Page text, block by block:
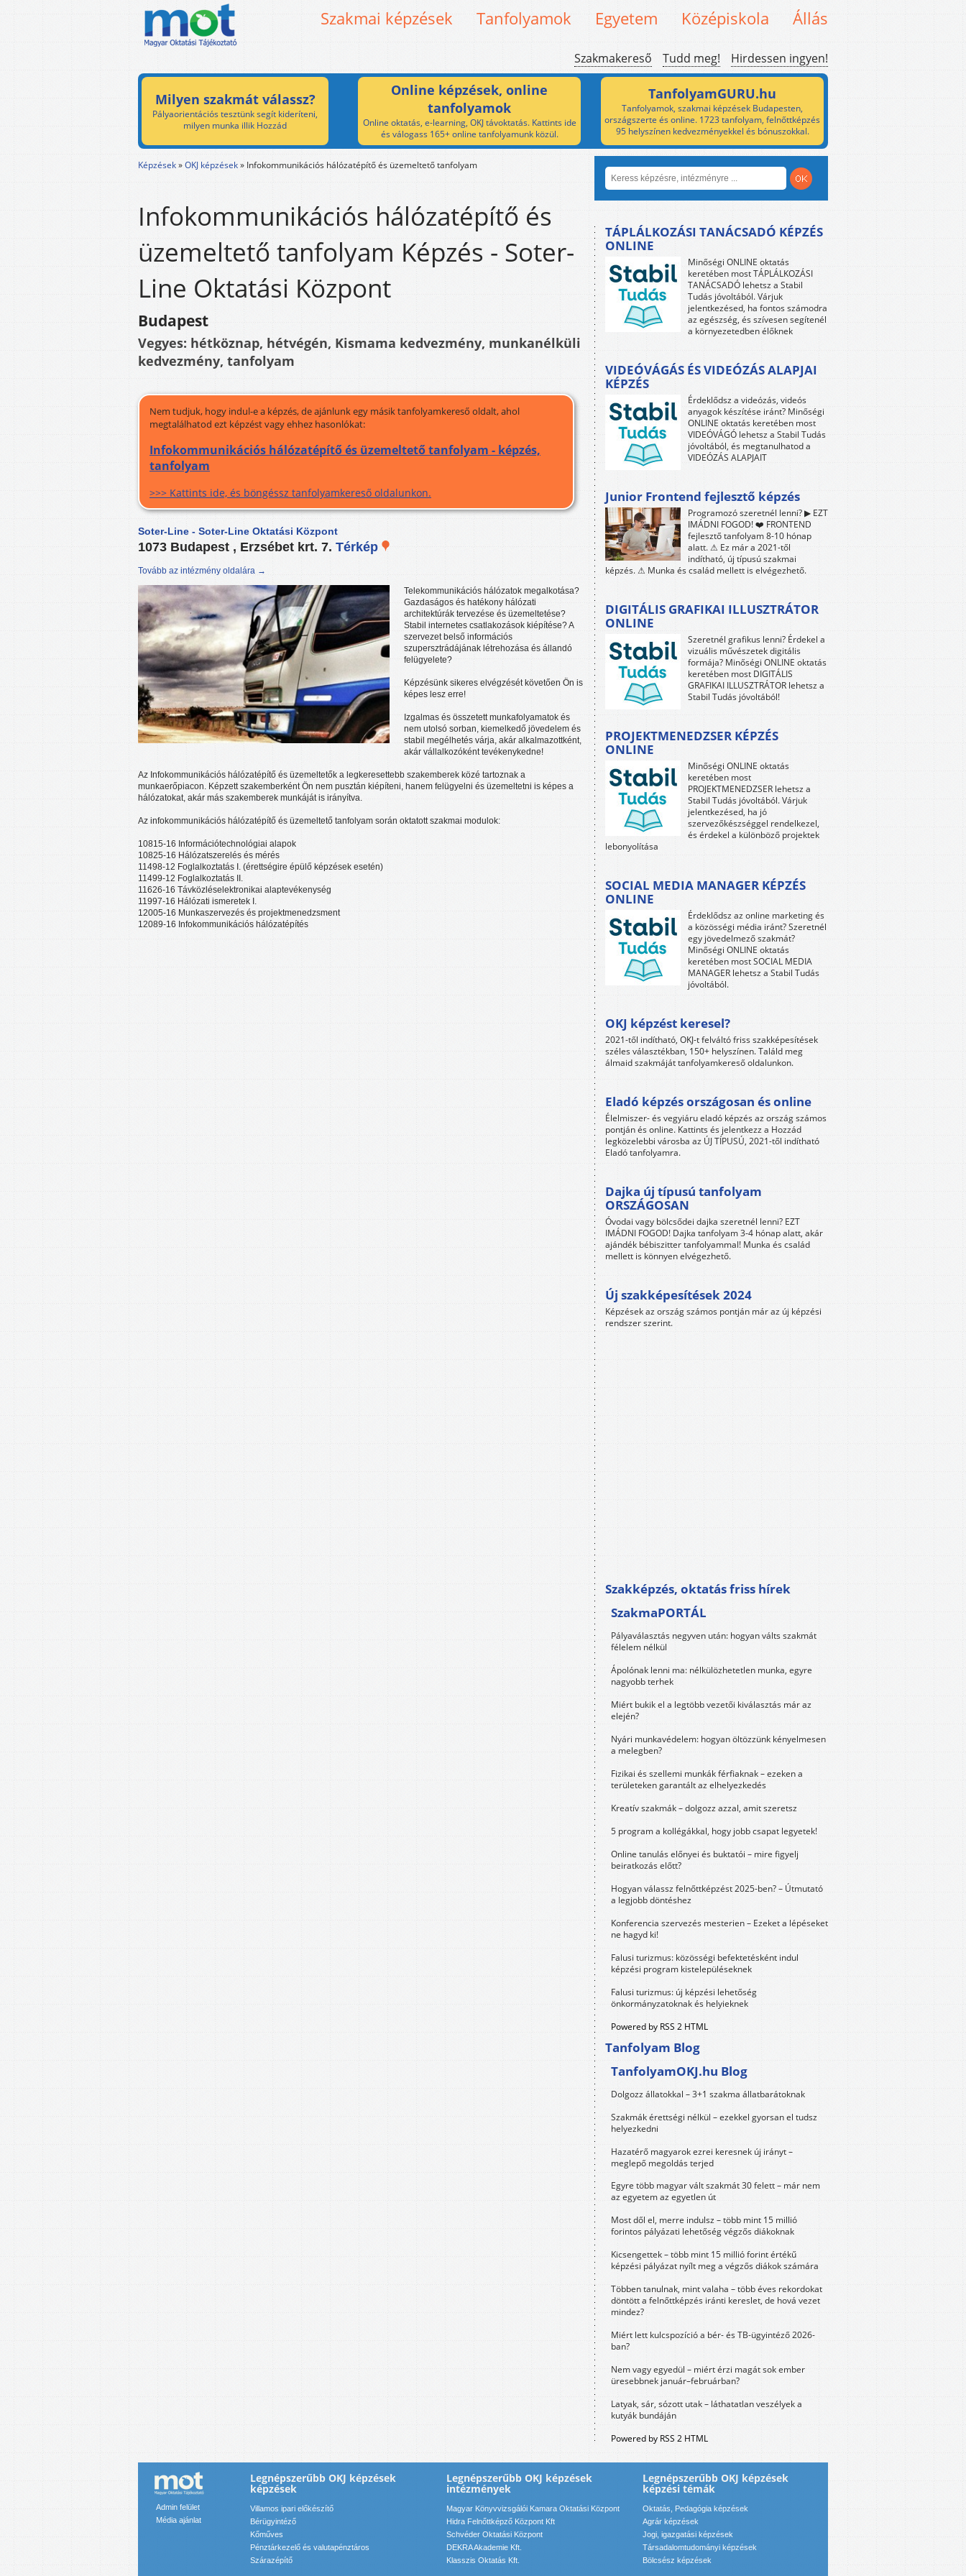
Szakmai képzések Tanfolyamok Egyetem Középiskola Állás
Szakmakereső Tudd meg! Hirdessen ingyen!
Milyen szakmát válassz?
Pályaorientációs tesztünk segít kideríteni,
milyen munka illik Hozzád
Online képzések, online
tanfolyamok
Online oktatás, e-learning, OKJ távoktatás. Kattints ide
és válogass 165+ online tanfolyamunk közül.
TanfolyamGURU.hu
Tanfolyamok, szakmai képzések Budapesten,
országszerte és online. 1723 tanfolyam, felnőttképzés
95 helyszínen kedvezményekkel és bónuszokkal.
Képzések»OKJ képzések» Infokommunikációs hálózatépítő és üzemeltető tanfolyam
Infokommunikációs hálózatépítő és
üzemeltető tanfolyam Képzés - Soter-
Line Oktatási Központ
Budapest
Vegyes: hétköznap, hétvégén, Kismama kedvezmény, munkanélküli
kedvezmény, tanfolyam
Nem tudjuk, hogy indul-e a képzés, de ajánlunk egy másik tanfolyamkereső oldalt, ahol
megtalálhatod ezt képzést vagy ehhez hasonlókat:
Infokommunikációs hálózatépítő és üzemeltető tanfolyam - képzés,
tanfolyam
>>> Kattints ide, és böngéssz tanfolyamkereső oldalunkon.
Soter-Line - Soter-Line Oktatási Központ
1073 Budapest , Erzsébet krt. 7. Térkép
Tovább az intézmény oldalára →
Telekommunikációs hálózatok megalkotása?
Gazdaságos és hatékony hálózati
architektúrák tervezése és üzemeltetése?
Stabil internetes csatlakozások kiépítése? A
szervezet belső információs
szupersztrádájának létrehozása és állandó
felügyelete?
Képzésünk sikeres elvégzését követően Ön is
képes lesz erre!
Izgalmas és összetett munkafolyamatok és
nem utolsó sorban, kiemelkedő jövedelem és
stabil megélhetés várja, akár alkalmazottként,
akár vállalkozóként tevékenykedne!
Az Infokommunikációs hálózatépítő és üzemeltetők a legkeresettebb szakemberek közé tartoznak a
munkaerőpiacon. Képzett szakemberként Ön nem pusztán kiépíteni, hanem felügyelni és üzemeltetni is képes a
hálózatokat, akár más szakemberek munkáját is irányítva.
Az infokommunikációs hálózatépítő és üzemeltető tanfolyam során oktatott szakmai modulok:
10815-16 Információtechnológiai alapok
10825-16 Hálózatszerelés és mérés
11498-12 Foglalkoztatás I. (érettségire épülő képzések esetén)
11499-12 Foglalkoztatás II.
11626-16 Távközléselektronikai alaptevékenység
11997-16 Hálózati ismeretek I.
12005-16 Munkaszervezés és projektmenedzsment
12089-16 Infokommunikációs hálózatépítés
TÁPLÁLKOZÁSI TANÁCSADÓ KÉPZÉS
ONLINE
Minőségi ONLINE oktatás
keretében most TÁPLÁLKOZÁSI
TANÁCSADÓ lehetsz a Stabil
Tudás jóvoltából. Várjuk
jelentkezésed, ha fontos számodra
az egészség, és szívesen segítenél
a környezetedben élőknek
VIDEÓVÁGÁS ÉS VIDEÓZÁS ALAPJAI
KÉPZÉS
Érdeklődsz a videózás, videós
anyagok készítése iránt? Minőségi
ONLINE oktatás keretében most
VIDEÓVÁGÓ lehetsz a Stabil Tudás
jóvoltából, és megtanulhatod a
VIDEÓZÁS ALAPJAIT
Junior Frontend fejlesztő képzés
Programozó szeretnél lenni? ▶ EZT
IMÁDNI FOGOD! ❤️ FRONTEND
fejlesztő tanfolyam 8-10 hónap
alatt. ⚠ Ez már a 2021-től
indítható, új típusú szakmai
képzés. ⚠ Munka és család mellett is elvégezhető.
DIGITÁLIS GRAFIKAI ILLUSZTRÁTOR
ONLINE
Szeretnél grafikus lenni? Érdekel a
vizuális művészetek digitális
formája? Minőségi ONLINE oktatás
keretében most DIGITÁLIS
GRAFIKAI ILLUSZTRÁTOR lehetsz a
Stabil Tudás jóvoltából!
PROJEKTMENEDZSER KÉPZÉS
ONLINE
Minőségi ONLINE oktatás
keretében most
PROJEKTMENEDZSER lehetsz a
Stabil Tudás jóvoltából. Várjuk
jelentkezésed, ha jó
szervezőkészséggel rendelkezel,
és érdekel a különböző projektek
lebonyolítása
SOCIAL MEDIA MANAGER KÉPZÉS
ONLINE
Érdeklődsz az online marketing és
a közösségi média iránt? Szeretnél
egy jövedelmező szakmát?
Minőségi ONLINE oktatás
keretében most SOCIAL MEDIA
MANAGER lehetsz a Stabil Tudás
jóvoltából.
OKJ képzést keresel?
2021-től indítható, OKJ-t felváltó friss szakképesítések
széles választékban, 150+ helyszínen. Találd meg
álmaid szakmáját tanfolyamkereső oldalunkon.
Eladó képzés országosan és online
Élelmiszer- és vegyiáru eladó képzés az ország számos
pontján és online. Kattints és jelentkezz a Hozzád
legközelebbi városba az ÚJ TÍPUSÚ, 2021-től indítható
Eladó tanfolyamra.
Dajka új típusú tanfolyam
ORSZÁGOSAN
Óvodai vagy bölcsődei dajka szeretnél lenni? EZT
IMÁDNI FOGOD! Dajka tanfolyam 3-4 hónap alatt, akár
ajándék bébiszitter tanfolyammal! Munka és család
mellett is könnyen elvégezhető.
Új szakképesítések 2024
Képzések az ország számos pontján már az új képzési
rendszer szerint.
Szakképzés, oktatás friss hírek
SzakmaPORTÁL
Pályaválasztás negyven után: hogyan válts szakmát
félelem nélkül
Ápolónak lenni ma: nélkülözhetetlen munka, egyre
nagyobb terhek
Miért bukik el a legtöbb vezetői kiválasztás már az
elején?
Nyári munkavédelem: hogyan öltözzünk kényelmesen
a melegben?
Fizikai és szellemi munkák férfiaknak – ezeken a
területeken garantált az elhelyezkedés
Kreatív szakmák – dolgozz azzal, amit szeretsz
5 program a kollégákkal, hogy jobb csapat legyetek!
Online tanulás előnyei és buktatói – mire figyelj
beiratkozás előtt?
Hogyan válassz felnőttképzést 2025-ben? – Útmutató
a legjobb döntéshez
Konferencia szervezés mesterien – Ezeket a lépéseket
ne hagyd ki!
Falusi turizmus: közösségi befektetésként indul
képzési program kistelepüléseknek
Falusi turizmus: új képzési lehetőség
önkormányzatoknak és helyieknek
Powered by RSS 2 HTML
Tanfolyam Blog
TanfolyamOKJ.hu Blog
Dolgozz állatokkal – 3+1 szakma állatbarátoknak
Szakmák érettségi nélkül – ezekkel gyorsan el tudsz
helyezkedni
Hazatérő magyarok ezrei keresnek új irányt –
meglepő megoldás terjed
Egyre több magyar vált szakmát 30 felett – már nem
az egyetem az egyetlen út
Most dől el, merre indulsz – több mint 15 millió
forintos pályázati lehetőség végzős diákoknak
Kicsengettek – több mint 15 millió forint értékű
képzési pályázat nyílt meg a végzős diákok számára
Többen tanulnak, mint valaha – több éves rekordokat
döntött a felnőttképzés iránti kereslet, de hová vezet
mindez?
Miért lett kulcspozíció a bér- és TB-ügyintéző 2026-
ban?
Nem vagy egyedül – miért érzi magát sok ember
üresebbnek január–februárban?
Latyak, sár, sózott utak – láthatatlan veszélyek a
kutyák bundáján
Powered by RSS 2 HTML
Admin felület
Média ajánlat
Legnépszerűbb OKJ képzések
képzések
Villamos ipari előkészítő
Bérügyintéző
Kőműves
Pénztárkezelő és valutapénztáros
Szárazépítő
Legnépszerűbb OKJ képzések
intézmények
Magyar Könyvvizsgálói Kamara Oktatási Központ
Hidra Felnőttképző Központ Kft
Schvéder Oktatási Központ
DEKRA Akademie Kft.
Klasszis Oktatás Kft.
Legnépszerűbb OKJ képzések
képzési témák
Oktatás, Pedagógia képzések
Agrár képzések
Jogi, igazgatási képzések
Társadalomtudományi képzések
Bölcsész képzések